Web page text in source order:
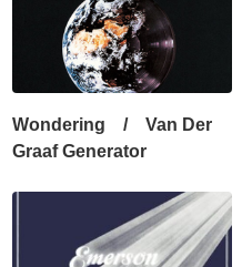
Wondering / Van Der
Graaf Generator